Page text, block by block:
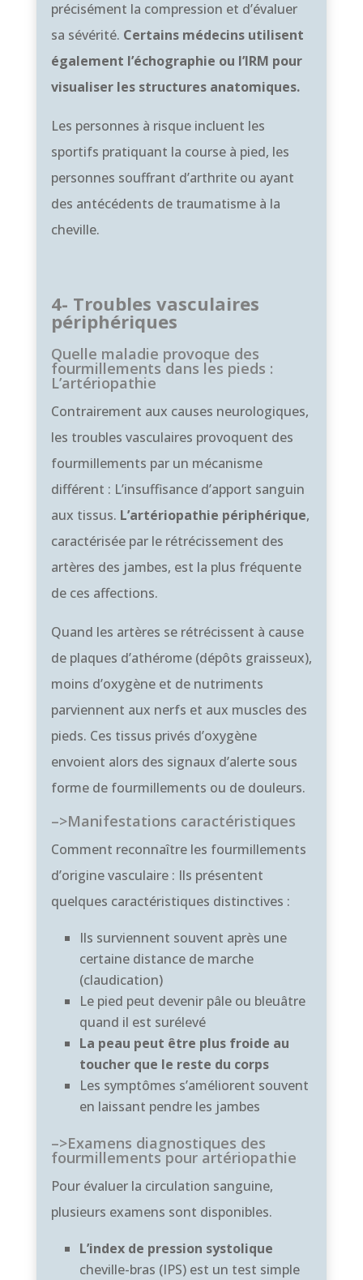
précisément la compression et d’évaluer
sa sévérité. Certains médecins utilisent
également l’échographie ou l’IRM pour
visualiser les structures anatomiques.
Les personnes à risque incluent les
sportifs pratiquant la course à pied, les
personnes souffrant d’arthrite ou ayant
des antécédents de traumatisme à la
cheville.
4- Troubles vasculaires
périphériques
Quelle maladie provoque des
fourmillements dans les pieds :
L’artériopathie
Contrairement aux causes neurologiques,
les troubles vasculaires provoquent des
fourmillements par un mécanisme
différent : L’insuffisance d’apport sanguin
aux tissus. L’artériopathie périphérique,
caractérisée par le rétrécissement des
artères des jambes, est la plus fréquente
de ces affections.
Quand les artères se rétrécissent à cause
de plaques d’athérome (dépôts graisseux),
moins d’oxygène et de nutriments
parviennent aux nerfs et aux muscles des
pieds. Ces tissus privés d’oxygène
envoient alors des signaux d’alerte sous
forme de fourmillements ou de douleurs.
–>Manifestations caractéristiques
Comment reconnaître les fourmillements
d’origine vasculaire : Ils présentent
quelques caractéristiques distinctives :
Ils surviennent souvent après une
certaine distance de marche
(claudication)
Le pied peut devenir pâle ou bleuâtre
quand il est surélevé
La peau peut être plus froide au
toucher que le reste du corps
Les symptômes s’améliorent souvent
en laissant pendre les jambes
–>Examens diagnostiques des
fourmillements pour artériopathie
Pour évaluer la circulation sanguine,
plusieurs examens sont disponibles.
L’index de pression systolique
cheville-bras (IPS) est un test simple